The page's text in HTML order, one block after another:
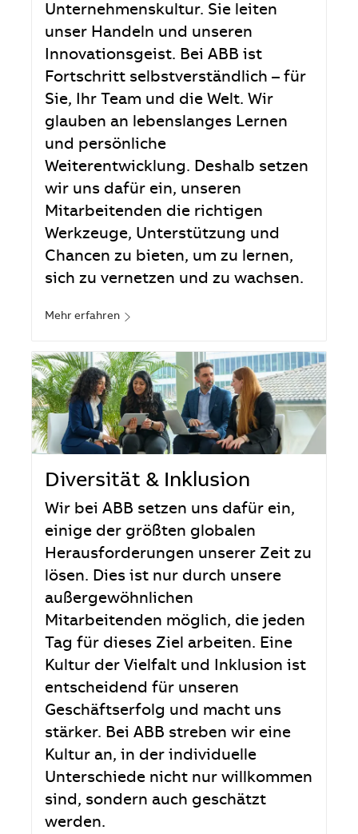
Unternehmenskultur. Sie leiten
unser Handeln und unseren
Innovationsgeist. Bei ABB ist
Fortschritt selbstverständlich – für
Sie, Ihr Team und die Welt. Wir
glauben an lebenslanges Lernen
und persönliche
Weiterentwicklung. Deshalb setzen
wir uns dafür ein, unseren
Mitarbeitenden die richtigen
Werkzeuge, Unterstützung und
Chancen zu bieten, um zu lernen,
sich zu vernetzen und zu wachsen.
Mehr erfahren
Diversität & Inklusion
Wir bei ABB setzen uns dafür ein,
einige der größten globalen
Herausforderungen unserer Zeit zu
lösen. Dies ist nur durch unsere
außergewöhnlichen
Mitarbeitenden möglich, die jeden
Tag für dieses Ziel arbeiten. Eine
Kultur der Vielfalt und Inklusion ist
entscheidend für unseren
Geschäftserfolg und macht uns
stärker. Bei ABB streben wir eine
Kultur an, in der individuelle
Unterschiede nicht nur willkommen
sind, sondern auch geschätzt
werden.